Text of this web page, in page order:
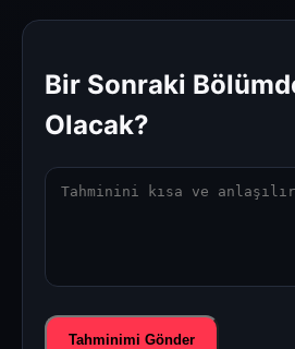
Bir Sonraki
Olacak?
Tahminimi Gönder